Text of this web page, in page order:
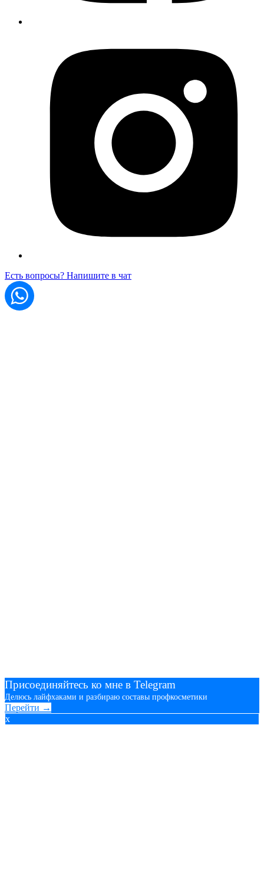
Есть вопросы? Напишите в чат
Присоединяйтесь ко мне в Telegram
Делюсь лайфхаками и разбираю составы профкосметики
Перейти →
x